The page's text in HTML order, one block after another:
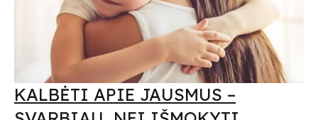
KALBĖTI APIE JAUSMUS –